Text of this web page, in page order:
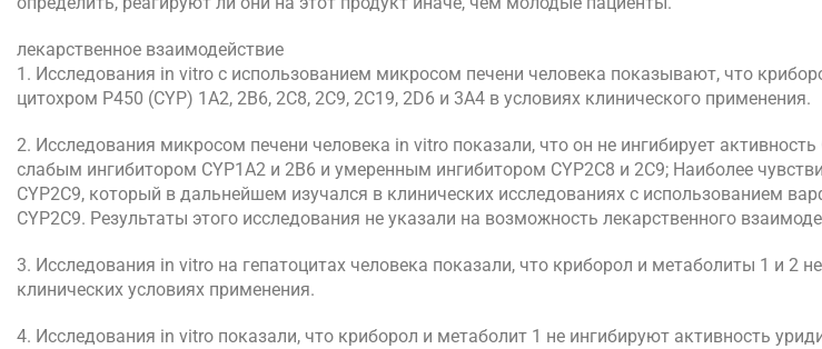
лекарственное взаимодействие
1. Исследования in vitro с использованием микросом печени человека показывают, что
цитохром P450 (CYP) 1A2, 2B6, 2C8, 2C9, 2C19, 2D6 и 3A4 в условиях клинического применения.
2. Исследования микросом печени человека in vitro показали, что он не ингибирует активность
слабым ингибитором CYP1A2 и 2B6 и умеренным ингибитором CYP2C8 и 2C9; Наиболее
CYP2C9, который в дальнейшем изучался в клинических исследованиях с использованием
CYP2C9. Результаты этого исследования не указали на возможность лекарственного
3. Исследования in vitro на гепатоцитах человека показали, что криборол и метаболиты 1 и 2
клинических условиях применения.
4. Исследования in vitro показали, что криборол и метаболит 1 не ингибируют активность